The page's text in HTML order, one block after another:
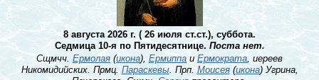
8 августа 2026 г. ( 26 июля ст.ст.), суббота.
Седмица 10-я по Пятидесятнице. Поста нет.
Сщмчч. Ермолая (икона), Ермиппаи Ермократа, иереев
Никомидийских. Прмц.Параскевы. Прп. Моисея(икона) Угрина,